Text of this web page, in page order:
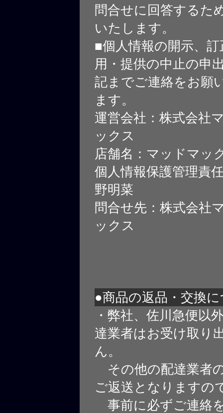
問合せに回答するた
いたします。
■個人情報の開示、
用・提供の中止の申
記までご連絡をお願
ます。
運営会社：株式会社
ックス
店舗名：マッドマッ
個人情報保護管理責
野明菜
問合せ先：株式会社
ックス
●商品の返品・交換
・弊社、佐川急便以
達業者はお受け取り
ん。
その他の配達業者
ご返送となりますの
事前に必ずご連絡